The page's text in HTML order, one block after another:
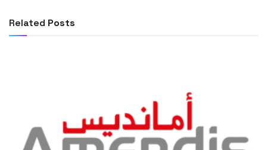
Related Posts